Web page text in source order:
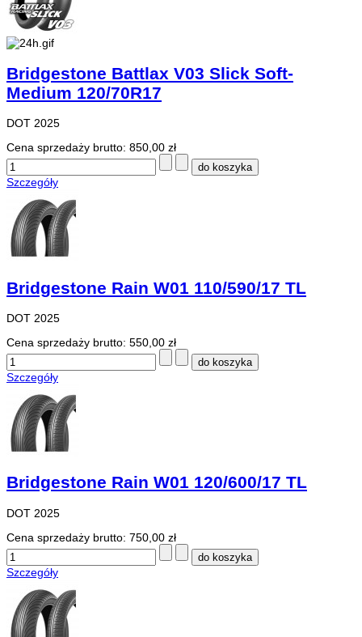
Bridgestone Battlax V03 Slick Soft-
Medium 120/70R17
DOT 2025
Cena sprzedaży brutto: 850,00 zł
Szczegóły
Bridgestone Rain W01 110/590/17 TL
DOT 2025
Cena sprzedaży brutto: 550,00 zł
Szczegóły
Bridgestone Rain W01 120/600/17 TL
DOT 2025
Cena sprzedaży brutto: 750,00 zł
Szczegóły